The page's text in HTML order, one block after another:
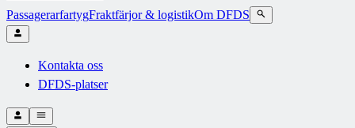
PassagerarfartygFraktfärjor & logistikOm DFDS
Kontakta oss
DFDS-platser